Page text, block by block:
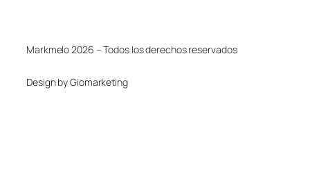
Markmelo 2026 – Todos los derechos reservados
Design by Giomarketing